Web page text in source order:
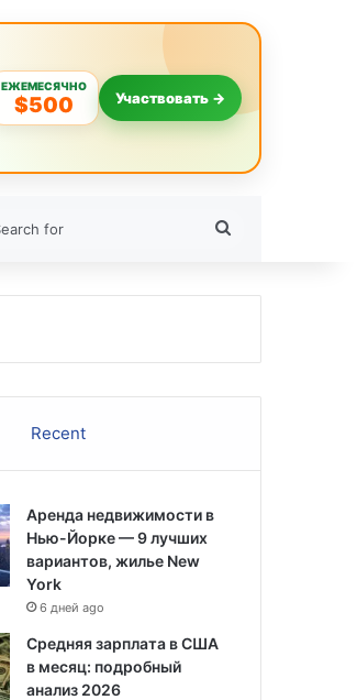
ЕЖЕМЕСЯЧНО
$500 Участвовать →
Recent
Аренда недвижимости в
Нью-Йорке — 9 лучших
вариантов, жилье New
York
6 дней ago
Средняя зарплата в США
в месяц: подробный
анализ 2026